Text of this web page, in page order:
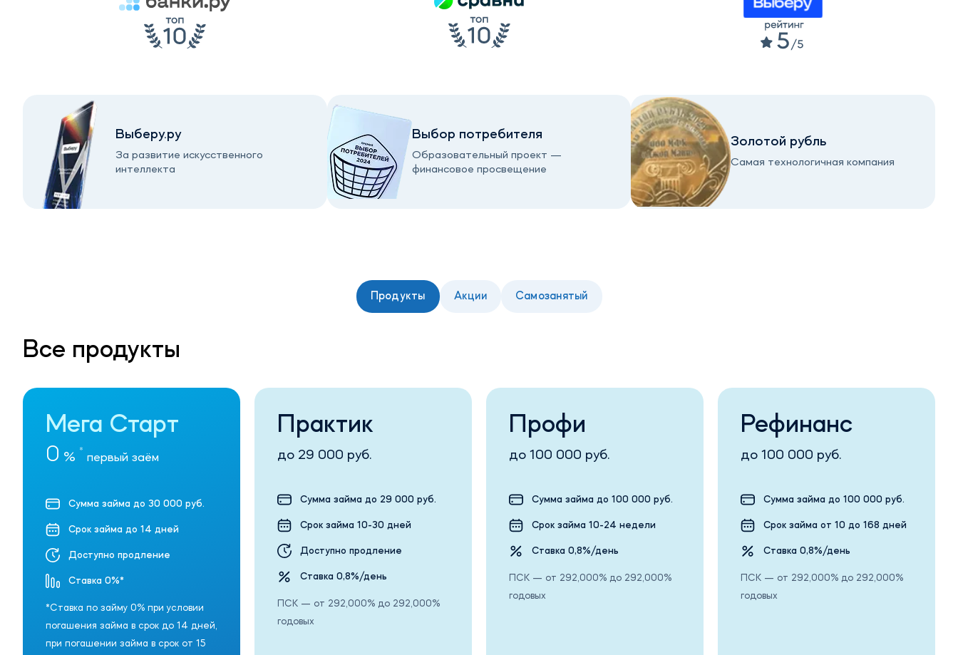
Выберу.ру
За развитие искусственного
интеллекта
Выбор потребителя
Образовательный проект —
финансовое просвещение
Золотой рубль
Самая технологичная компания
Продукты Акции Самозанятый
Все продукты
Мега Старт
0 % * первый заём
Сумма займа до 30 000 руб.
Срок займа до 14 дней
Доступно продление
Ставка 0%*
*Ставка по займу 0% при условии
погашения займа в срок до 14 дней,
при погашении займа в срок от 15
Практик
до 29 000 руб.
Сумма займа до 29 000 руб.
Срок займа 10-30 дней
Доступно продление
Ставка 0,8%/день
ПСК — от 292,000% до 292,000%
годовых
Профи
до 100 000 руб.
Сумма займа до 100 000 руб.
Срок займа 10-24 недели
Ставка 0,8%/день
ПСК — от 292,000% до 292,000%
годовых
Рефинанс
до 100 000 руб.
Сумма займа до 100 000 руб.
Срок займа от 10 до 168 дней
Ставка 0,8%/день
ПСК — от 292,000% до 292,000%
годовых